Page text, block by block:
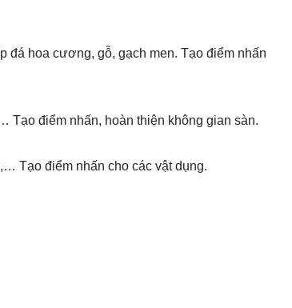
đá hoa cương, gỗ, gạch men. Tạo điểm nhấn
Tạo điểm nhấn, hoàn thiện không gian sàn.
Tạo điểm nhấn cho các vật dụng.